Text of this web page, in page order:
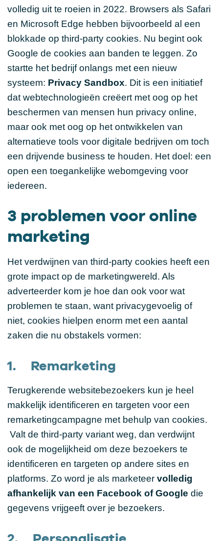
volledig uit te roeien in 2022. Browsers als Safari
en Microsoft Edge hebben bijvoorbeeld al een
blokkade op third-party cookies. Nu begint ook
Google de cookies aan banden te leggen. Zo
startte het bedrijf onlangs met een nieuw
systeem: Privacy Sandbox. Dit is een initiatief
dat webtechnologieën creëert met oog op het
beschermen van mensen hun privacy online,
maar ook met oog op het ontwikkelen van
alternatieve tools voor digitale bedrijven om toch
een drijvende business te houden. Het doel: een
open een toegankelijke webomgeving voor
iedereen.
3 problemen voor online
marketing
Het verdwijnen van third-party cookies heeft een
grote impact op de marketingwereld. Als
adverteerder kom je hoe dan ook voor wat
problemen te staan, want privacygevoelig of
niet, cookies hielpen enorm met een aantal
zaken die nu obstakels vormen:
1. Remarketing
Terugkerende websitebezoekers kun je heel
makkelijk identificeren en targeten voor een
remarketingcampagne met behulp van cookies.
Valt de third-party variant weg, dan verdwijnt
ook de mogelijkheid om deze bezoekers te
identificeren en targeten op andere sites en
platforms. Zo word je als marketeer volledig
afhankelijk van een Facebook of Google die
gegevens vrijgeeft over je bezoekers.
2. Personalisatie